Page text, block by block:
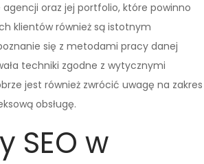
oraz jej portfolio, które powinno
klientów również są istotnym
się z metodami pracy danej
techniki zgodne z wytycznymi
jest również zwrócić uwagę na zakres
obsługę.
SEO w